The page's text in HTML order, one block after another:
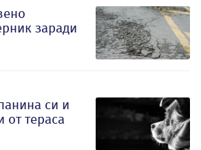
заради
си и
от тераса